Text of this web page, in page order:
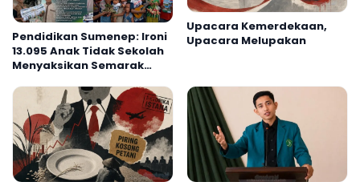
Pendidikan Sumenep: Ironi
13.095 Anak Tidak Sekolah
Menyaksikan Semarak
2026
Upacara Kemerdekaan,
Upacara Melupakan